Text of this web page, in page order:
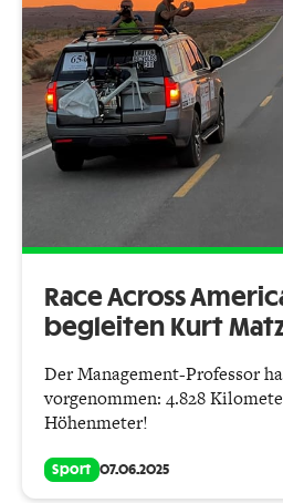
Race Across
begleiten Kurt
Der Management-Professor
vorgenommen: 4.828
Höhenmeter!
Sport 07.06.2025